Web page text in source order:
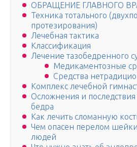
ОБРАЩЕНИЕ ГЛАВНОГО
Техника тотального
протезирования)
Лечебная тактика
Классификация
Лечение тазобедренного
Медикаментозные
Средства
Комплекс лечебной
Осложнения и
бедра
Как лечить сломанную
Чем опасен перелом
людей